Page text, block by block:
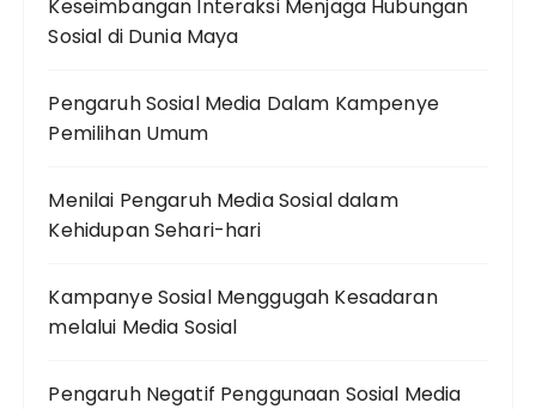
Keseimbangan Interaksi Menjaga Hubungan
Sosial di Dunia Maya
Pengaruh Sosial Media Dalam Kampenye
Pemilihan Umum
Menilai Pengaruh Media Sosial dalam
Kehidupan Sehari-hari
Kampanye Sosial Menggugah Kesadaran
melalui Media Sosial
Pengaruh Negatif Penggunaan Sosial Media